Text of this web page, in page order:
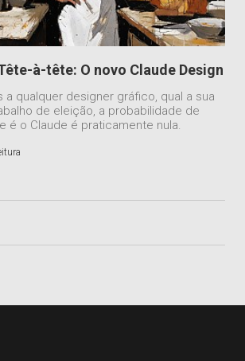
à-tête: O novo Claude Design
a qualquer designer gráfico, qual a sua
de eleição, a probabilidade de
é o Claude é praticamente nula.